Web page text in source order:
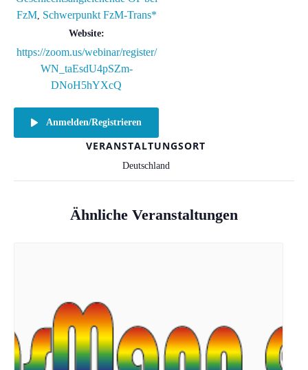
FzM, Schwerpunkt FzM-Trans*
Website:
https://zoom.us/webinar/register/
WN_taEsdU4pSZm-
DNoH5hYXcQ
Anmelden/Registrieren
VERANSTALTUNGSORT
Deutschland
Ähnliche Veranstaltungen